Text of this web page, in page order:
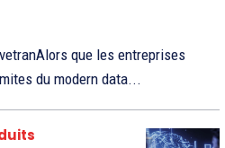
que les entreprises
du modern data...